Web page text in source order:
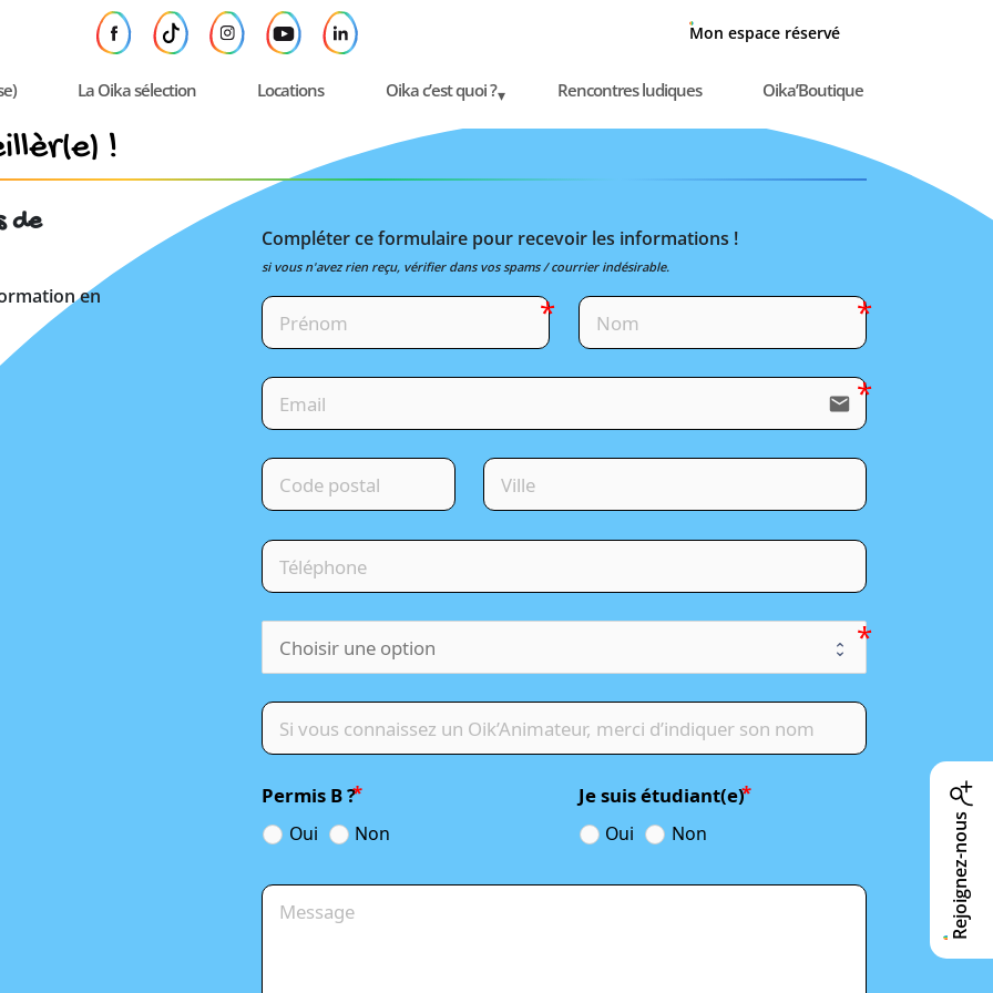
Rejoignez-nous
Mon espace réservé
La Oika sélection Locations Oika c’est quoi ? Rencontres ludiques Oika’Boutique
!
de
en
Compléter ce formulaire pour recevoir les informations !
si vous n'avez rien reçu, vérifier dans vos spams / courrier indésirable.
email
Permis B ?
Oui Non
Je suis étudiant(e)
Oui Non